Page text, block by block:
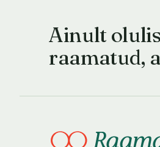
Ainult
raamatud,